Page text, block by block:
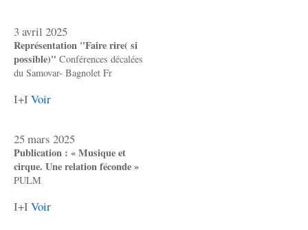
3 avril 2025
Représentation "Faire rire( si
possible)" Conférences décalées
du Samovar- Bagnolet Fr
I+I Voir
25 mars 2025
Publication : « Musique et
cirque. Une relation féconde »
PULM
I+I Voir